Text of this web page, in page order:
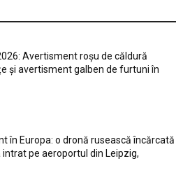
Avertisment roșu de căldură
și avertisment galben de furtuni în
în Europa: o dronă rusească încărcată
pe aeroportul din Leipzig,